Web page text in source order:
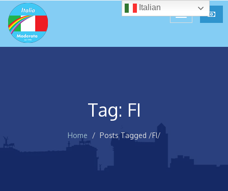
Tag: FI
Home Posts Tagged /FI/
Italian